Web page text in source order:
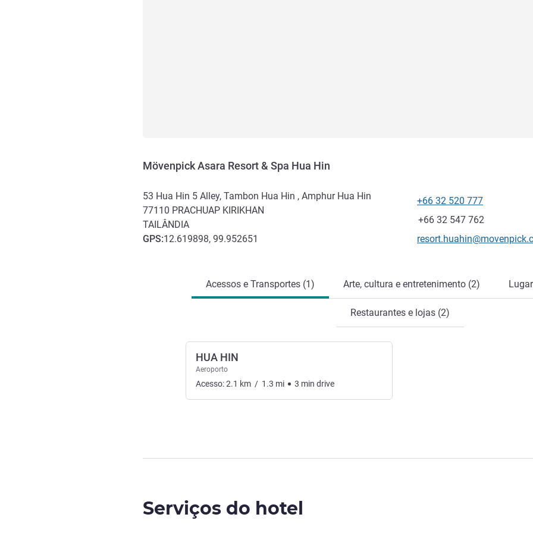
Mövenpick Asara Resort & Spa Hua Hin
53 Hua Hin 5 Alley, Tambon Hua Hin , Amphur Hua Hin
77110 PRACHUAP KIRIKHAN
TAILÂNDIA
GPS:12.619898, 99.952651
Telefone
+66 32 520 777
Fax
+66 32 547 762
E-mail de contacto
Acessos e Transportes (1) Arte, cultura e entretenimento (2)
Restaurantes e lojas (2)
HUA HIN
Aeroporto
Acesso:2.1 km / 1.3 mi 3 min drive
Serviços do hotel